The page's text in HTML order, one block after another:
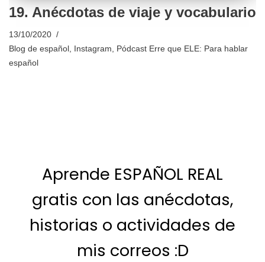
19. Anécdotas de viaje y vocabulario
13/10/2020
Blog de español Instagram
Pódcast Erre que ELE: Para hablar
español
Aprende ESPAÑOL REAL
gratis con las anécdotas,
historias o actividades de
mis correos :D